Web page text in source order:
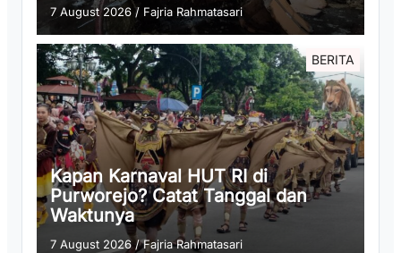
7 August 2026/ Fajria Rahmatasari
BERITA
Kapan Karnaval HUT RI di
Purworejo? Catat Tanggal dan
Waktunya
7 August 2026 /Fajria Rahmatasari